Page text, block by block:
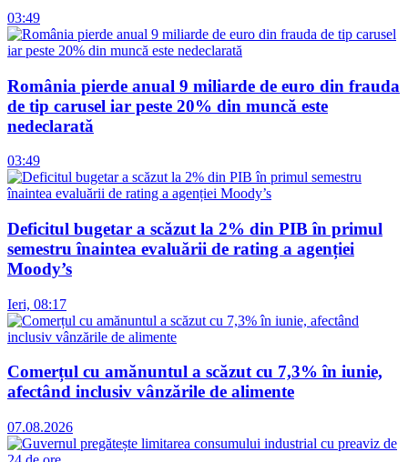
03:49
România pierde anual 9 miliarde de euro din frauda
de tip carusel iar peste 20% din muncă este
nedeclarată
03:49
Deficitul bugetar a scăzut la 2% din PIB în primul
semestru înaintea evaluării de rating a agenției
Moody’s
Ieri, 08:17
Comerțul cu amănuntul a scăzut cu 7,3% în iunie,
afectând inclusiv vânzările de alimente
07.08.2026